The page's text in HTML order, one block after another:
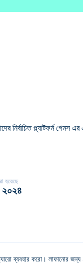
প্ল্যাটফর্ম গেমস এর
হয়েছে
২০২৪
ব্যবহার করো। লাফানোর